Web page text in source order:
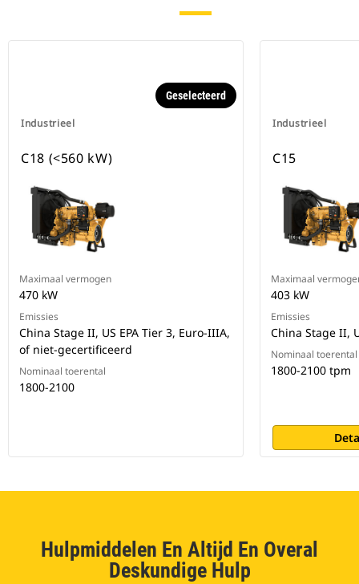
Industrieel
Geselecteerd
C18 (<560 kW)
Maximaal vermogen
470 kW
Emissies
China Stage II, US EPA Tier 3, Euro-IIIA,
of niet-gecertificeerd
Nominaal toerental
1800-2100
Industrieel
C15
Maximaal
403 kW
Emissies
China Stage II,
Nominaal toerental
1800-2100 tpm
Hulpmiddelen En Altijd En Overal
Deskundige Hulp